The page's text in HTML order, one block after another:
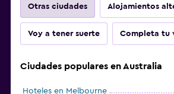
Otras ciudades Alojamientos
Voy a tener suerte Completa tu
Ciudades populares en Australia
Hoteles en Melbourne